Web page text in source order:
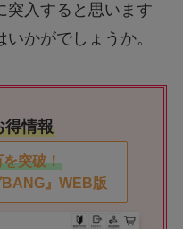
突入すると思います
かがでしょうか。
得情報
突破！
』WEB版